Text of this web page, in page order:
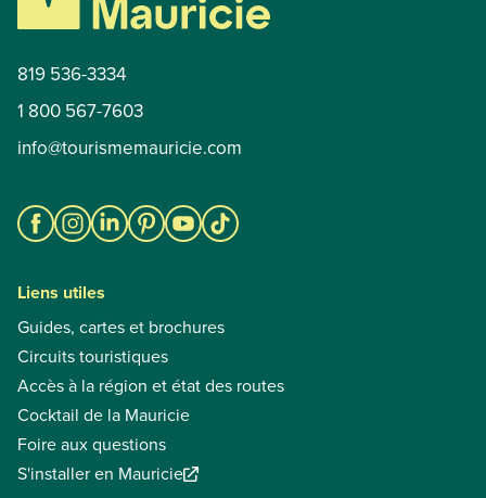
819 536-3334
1 800 567-7603
info@tourismemauricie.com
Liens utiles
Guides, cartes et brochures
Circuits touristiques
Accès à la région et état des routes
Cocktail de la Mauricie
Foire aux questions
S'installer en Mauricie